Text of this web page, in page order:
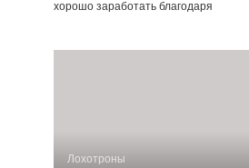
хорошо заработать благодаря
Лохотроны